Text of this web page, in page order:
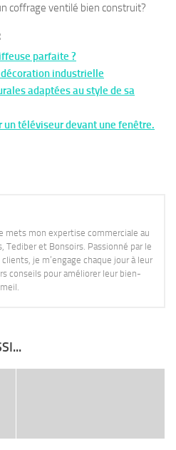
coffrage ventilé bien construit?
parfaite ?
décoration industrielle
adaptées au style de sa
un téléviseur devant une fenêtre.
mets mon expertise commerciale au
Tediber et Bonsoirs. Passionné par le
je m’engage chaque jour à leur
conseils pour améliorer leur bien-